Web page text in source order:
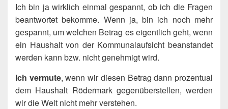
Ich bin ja wirklich einmal gespannt, ob ich die Fragen
beantwortet bekomme. Wenn ja, bin ich noch mehr
gespannt, um welchen Betrag es eigentlich geht, wenn
ein Haushalt von der Kommunalaufsicht beanstandet
werden kann bzw. nicht genehmigt wird.
Ich vermute, wenn wir diesen Betrag dann prozentual
dem Haushalt Rödermark gegenüberstellen, werden
wir die Welt nicht mehr verstehen.